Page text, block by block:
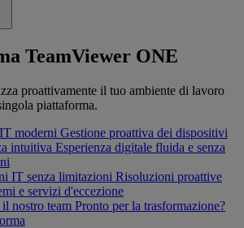
TeamViewer ONE
proattivamente il tuo ambiente di lavoro
piattaforma.
moderni Gestione proattiva dei dispositivi
intuitiva Esperienza digitale fluida e senza
IT senza limitazioni Risoluzioni proattive
e servizi d'eccezione
nostro team Pronto per la trasformazione?